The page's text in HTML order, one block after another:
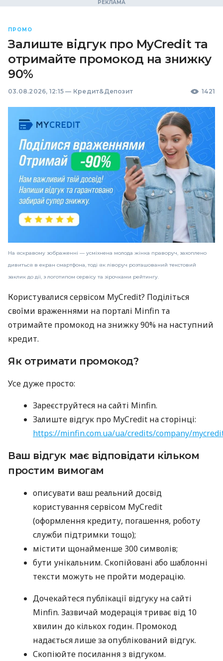
ПРОМО
Залиште відгук про MyCredit та
отримайте промокод на знижку
90%
03.08.2026, 12:15 — Кредит&Депозит 1421
На яскравому зображенні — усміхнена молода жінка праворуч, захоплено
дивиться в екран смартфона, тоді як ліворуч розташований текстовий
заклик до дії, з логотипом сервісу та зірочками рейтингу.
Користувалися сервісом MyCredit? Поділіться
своїми враженнями на порталі Minfin та
отримайте промокод на знижку 90% на наступний
кредит.
Як отримати промокод?
Усе дуже просто:
Зареєструйтеся на сайті Minfin.
Залиште відгук про MyCredit на сторінці:
https://minfin.com.ua/ua/credits/company/
Ваш відгук має відповідати кільком
простим вимогам
описувати ваш реальний досвід
користування сервісом MyCredit
(оформлення кредиту, погашення, роботу
служби підтримки тощо);
містити щонайменше 300 символів;
бути унікальним. Скопійовані або шаблонні
тексти можуть не пройти модерацію.
Дочекайтеся публікації відгуку на сайті
Minfin. Зазвичай модерація триває від 10
хвилин до кількох годин. Промокод
надається лише за опублікований відгук.
Скопіюйте посилання з відгуком.